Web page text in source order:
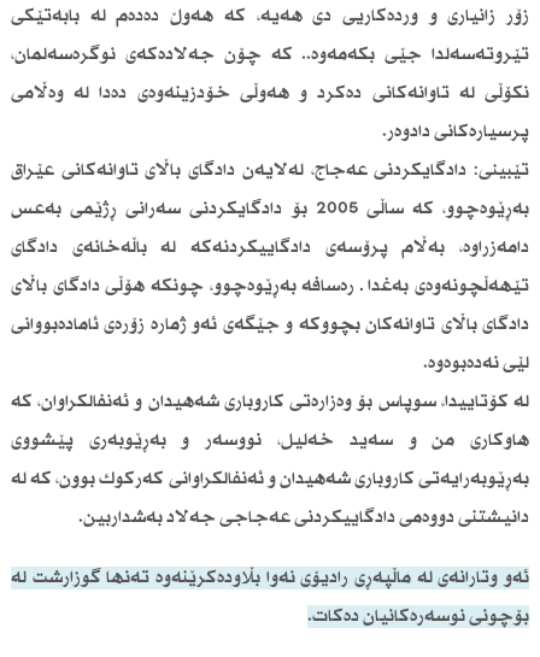
زۆر زانیاری و وردەکاریی دی هەیە، کە هەوڵ دەدەم لە بابەتێکی
تێروتەسەلدا جێی بکەمەوە.. کە چۆن جەلادەکەی نوگرەسەلمان،
نکۆڵی لە تاوانەکانی دەکرد و هەوڵی خۆدزینەوەی دەدا لە وەڵامی
پرسیارەکانی دادوەر.
تێبینی: دادگایکردنی عەجاج، لەلایەن دادگای باڵای تاوانەکانی عێراق
بەڕێوەچوو، کە ساڵی 2005 بۆ دادگایکردنی سەرانی ڕژێمی بەعس
دامەزراوە، بەڵام پرۆسەی دادگاییکردنەکە لە باڵەخانەی دادگای
تێهەڵچونەوەی بەغدا ـ رەسافە بەڕێوەچوو، چونکە هۆڵی دادگای باڵای
دادگای باڵای تاوانەکان بچووکە و جێگەی ئەو ژمارە زۆرەی ئامادەبووانی
لێی نەدەبوەوە.
لە کۆتاییدا، سوپاس بۆ وەزارەتی کاروباری شەهیدان و ئەنفالکراوان، کە
هاوکاری من و سەید خەلیل، نووسەر و بەڕێوبەری پێشووی
بەڕێوبەرایەتی کاروباری شەهیدان و ئەنفالکراوانی کەرکوك بوون، کە لە
دانیشتنی دووەمی دادگاییکردنی عەجاجی جەلاد بەشداربین.
ئەو وتارانەی لە ماڵپەڕی رادیۆی نەوا بڵاودەكرێنەوە تەنها گوزارشت لە
بۆچونی نوسەرەكانیان دەكات.